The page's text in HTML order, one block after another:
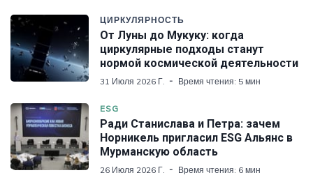
ЦИРКУЛЯРНОСТЬ
От Луны до Мукуку: когда
циркулярные подходы станут
нормой космической деятельности
31 Июля 2026 Г. Время чтения: 5 мин
ESG
Ради Станислава и Петра: зачем
Норникель пригласил ESG Альянс в
Мурманскую область
26 Июля 2026 Г. Время чтения: 6 мин